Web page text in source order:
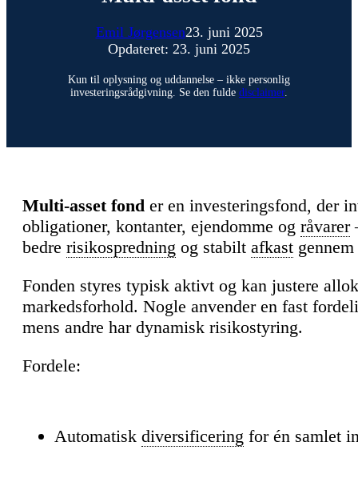
Emil Jørgensen23. juni 2025
Opdateret: 23. juni 2025
Kun til oplysning og uddannelse – ikke personlig
investeringsrådgivning. Se den fulde disclaimer.
Multi-asset fond er en investeringsfond, der
obligationer, kontanter, ejendomme og råvarer
bedre risikospredning og stabilt afkast gennem
Fonden styres typisk aktivt og kan justere
markedsforhold. Nogle anvender en fast
mens andre har dynamisk risikostyring.
Fordele:
Automatisk diversificering for én samlet